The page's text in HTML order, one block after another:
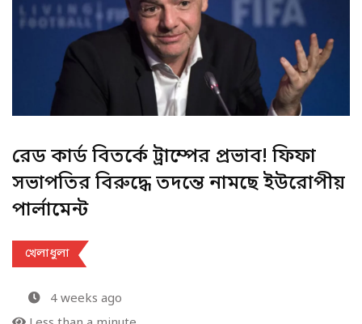
রেড কার্ড বিতর্কে ট্রাম্পের প্রভাব! ফিফা
সভাপতির বিরুদ্ধে তদন্তে নামছে ইউরোপীয়
পার্লামেন্ট
খেলাধুলা
4 weeks ago